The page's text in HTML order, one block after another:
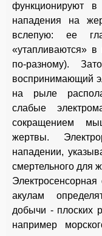
функционируют
нападения на
вслепую: ее
«утапливаются»
по-разному).
воспринимающий
на рыле
слабые
сокращением
жертвы.
нападении,
смертельного для
акулам
добычи - плоских
например